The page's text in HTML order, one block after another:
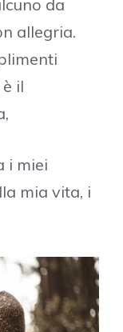
da
allegria.
il
i miei
mia vita, i